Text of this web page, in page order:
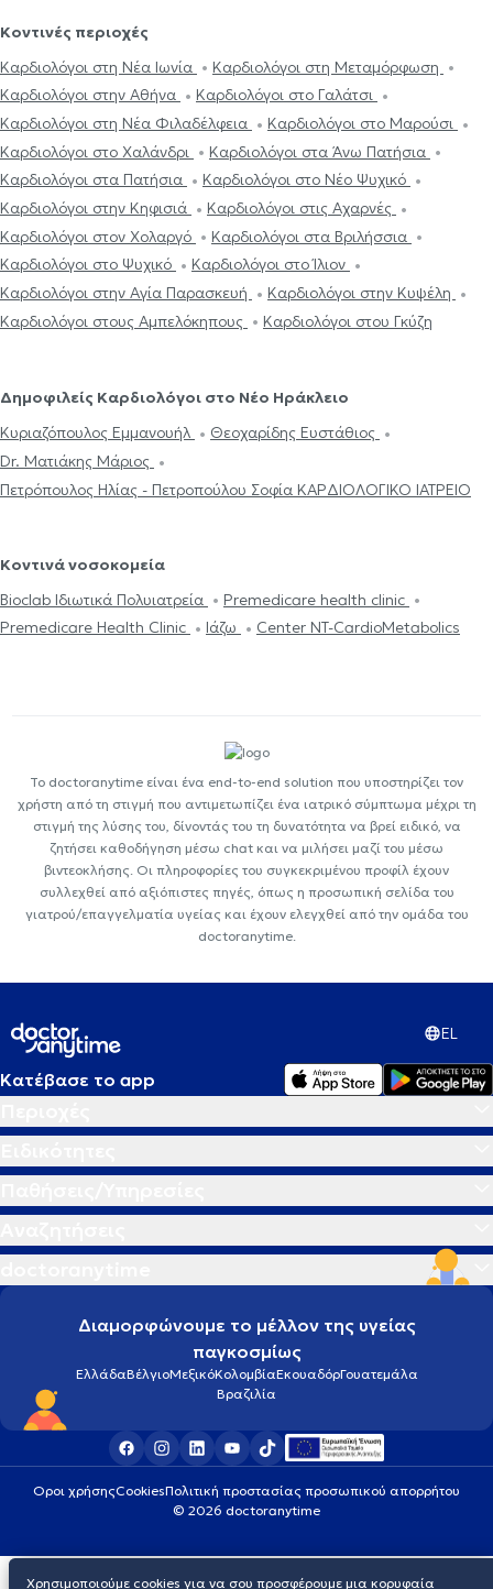
Κοντινές περιοχές
Καρδιολόγοι στη Νέα Ιωνία
Καρδιολόγοι στη Μεταμόρφωση
Καρδιολόγοι στην Αθήνα
Καρδιολόγοι στο Γαλάτσι
Καρδιολόγοι στη Νέα Φιλαδέλφεια
Καρδιολόγοι στο Μαρούσι
Καρδιολόγοι στο Χαλάνδρι
Καρδιολόγοι στα Άνω Πατήσια
Καρδιολόγοι στα Πατήσια
Καρδιολόγοι στο Νέο Ψυχικό
Καρδιολόγοι στην Κηφισιά
Καρδιολόγοι στις Αχαρνές
Καρδιολόγοι στον Χολαργό
Καρδιολόγοι στα Βριλήσσια
Καρδιολόγοι στο Ψυχικό
Καρδιολόγοι στο Ίλιον
Καρδιολόγοι στην Αγία Παρασκευή
Καρδιολόγοι στην Κυψέλη
Καρδιολόγοι στους Αμπελόκηπους
Καρδιολόγοι στου Γκύζη
Δημοφιλείς Καρδιολόγοι στο Νέο Ηράκλειο
Κυριαζόπουλος Εμμανουήλ
Θεοχαρίδης Ευστάθιος
Dr. Ματιάκης Μάριος
Πετρόπουλος Ηλίας - Πετροπούλου Σοφία ΚΑΡΔΙΟΛΟΓΙΚΟ ΙΑΤΡΕΙΟ
Κοντινά νοσοκομεία
Bioclab Ιδιωτικά Πολυιατρεία
Premedicare health clinic
Premedicare Health Clinic
Ιάζω Center NT-CardioMetabolics
Το doctoranytime είναι ένα end-to-end solution που υποστηρίζει τον
χρήστη από τη στιγμή που αντιμετωπίζει ένα ιατρικό σύμπτωμα μέχρι τη
στιγμή της λύσης του, δίνοντάς του τη δυνατότητα να βρεί ειδικό, να
ζητήσει καθοδήγηση μέσω chat και να μιλήσει μαζί του μέσω
βιντεοκλήσης. Οι πληροφορίες του συγκεκριμένου προφίλ έχουν
συλλεχθεί από αξιόπιστες πηγές, όπως η προσωπική σελίδα του
γιατρού/επαγγελματία υγείας και έχουν ελεγχθεί από την ομάδα του
doctoranytime.
EL
Κατέβασε το app
Διαμορφώνουμε το μέλλον της υγείας
παγκοσμίως
ΕλλάδαΒέλγιοΜεξικόΚολομβίαΕκουαδόρΓουατεμάλα
Βραζιλία
Οροι χρήσηςCookiesΠολιτική προστασίας προσωπικού απορρήτου
© 2026 doctoranytime
Χρησιμοποιούμε cookies για να σου προσφέρουμε μια κορυφαία